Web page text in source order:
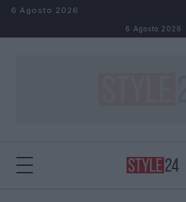
Salta al contenuto
6 Agosto 2026
6 Agosto 2026